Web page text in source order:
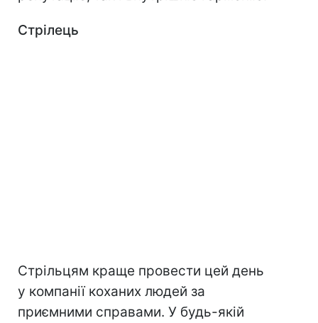
Стрілець
Стрільцям краще провести цей день
у компанії коханих людей за
приємними справами. У будь-якій